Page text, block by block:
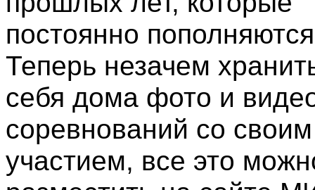
постоянно
Теперь незачем
себя дома фото и
соревнований со своим
участием, все это